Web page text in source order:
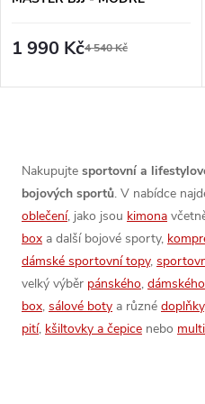
1 990 Kč4 540 Kč
v
l
á
d
a
Nakupujte sportovní a
bojových sportů. V nabídce
oblečení, jako jsou kimona
box a další bojové sporty,
dámské sportovní topy,
velký výběr pánského, dámského
box, sálové boty a různé doplňky
pití, kšiltovky a čepice nebo